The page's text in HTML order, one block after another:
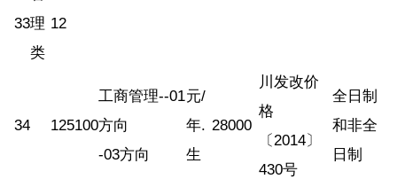
33理
类
12
34 125100
工商管理--01
方向
-03方向
元/
年.
生
28000
川发改价
格
〔2014〕
430号
全日制
和非全
日制